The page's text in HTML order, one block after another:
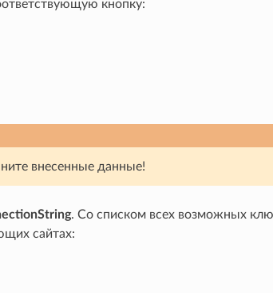
кнопку:
внесенные данные!
. Со списком всех возможных
сайтах: